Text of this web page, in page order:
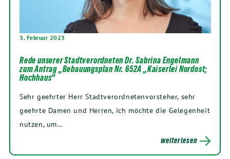
3. Februar 2023
Rede unserer Stadtverordneten Dr. Sabrina Engelmann
zum Antrag „Bebauungsplan Nr. 652A „Kaiserlei Nordost;
Hochhaus“
Sehr geehrter Herr Stadtverordnetenvorsteher, sehr
geehrte Damen und Herren, ich möchte die Gelegenheit
nutzen, um…
weiterlesen